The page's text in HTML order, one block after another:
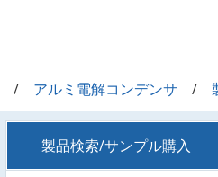
アルミ電解コンデンサ
製品検索/サンプル購入